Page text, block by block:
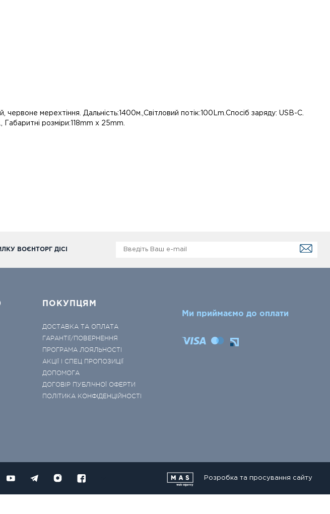
мерехтіння. Дальність:1400м.,Світловий потік:100Lm.Спосіб заряду: USB-C.
Габаритні розміри:118mm x 25mm.
ВОЄНТОРГ ДІСІ
ПОКУПЦЯМ
ДОСТАВКА ТА ОПЛАТА
ГАРАНТІЇ/ПОВЕРНЕННЯ
ПРОГРАМА ЛОЯЛЬНОСТІ
АКЦІЇ І СПЕЦ ПРОПОЗИЦІЇ
ДОПОМОГА
ДОГОВІР ПУБЛІЧНОЇ ОФЕРТИ
ПОЛІТИКА КОНФІДЕНЦІЙНОСТІ
Ми приймаємо до оплати
Розробка та просування сайту